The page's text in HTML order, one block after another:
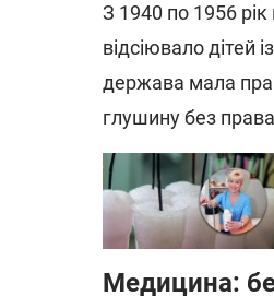
З 1940 по 1956
відсіювало дітей
держава мала
глушину без
Медицина: